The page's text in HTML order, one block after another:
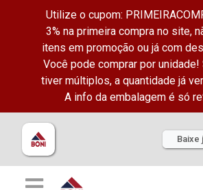
Utilize o cupom:
3% na primeira compra no site,
itens em promoção ou já com
Você pode comprar por
tiver múltiplos, a quantidade já
A info da embalagem é só
Baixe